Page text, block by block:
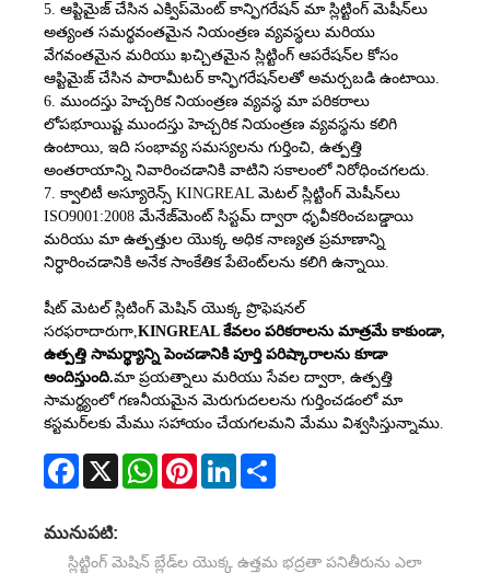
5. ఆప్టిమైజ్ చేసిన ఎక్విప్‌మెంట్ కాన్ఫిగరేషన్ మా స్లిట్టింగ్ మెషీన్‌లు
అత్యంత సమర్థవంతమైన నియంత్రణ వ్యవస్థలు మరియు
వేగవంతమైన మరియు ఖచ్చితమైన స్లిట్టింగ్ ఆపరేషన్‌ల కోసం
ఆప్టిమైజ్ చేసిన పారామీటర్ కాన్ఫిగరేషన్‌లతో అమర్చబడి ఉంటాయి.
6. ముందస్తు హెచ్చరిక నియంత్రణ వ్యవస్థ మా పరికరాలు
లోపభూయిష్ట ముందస్తు హెచ్చరిక నియంత్రణ వ్యవస్థను కలిగి
ఉంటాయి, ఇది సంభావ్య సమస్యలను గుర్తించి, ఉత్పత్తి
అంతరాయాన్ని నివారించడానికి వాటిని సకాలంలో నిరోధించగలదు.
7. క్వాలిటీ అస్యూరెన్స్ KINGREAL మెటల్ స్లిట్టింగ్ మెషీన్‌లు
ISO9001:2008 మేనేజ్‌మెంట్ సిస్టమ్ ద్వారా ధృవీకరించబడ్డాయి
మరియు మా ఉత్పత్తుల యొక్క అధిక నాణ్యత ప్రమాణాన్ని
నిర్ధారించడానికి అనేక సాంకేతిక పేటెంట్‌లను కలిగి ఉన్నాయి.
షీట్ మెటల్ స్లిటింగ్ మెషిన్ యొక్క ప్రొఫెషనల్
సరఫరాదారుగా,KINGREAL కేవలం పరికరాలను మాత్రమే కాకుండా,
ఉత్పత్తి సామర్థ్యాన్ని పెంచడానికి పూర్తి పరిష్కారాలను కూడా
అందిస్తుంది.మా ప్రయత్నాలు మరియు సేవల ద్వారా, ఉత్పత్తి
సామర్థ్యంలో గణనీయమైన మెరుగుదలలను గుర్తించడంలో మా
కస్టమర్‌లకు మేము సహాయం చేయగలమని మేము విశ్వసిస్తున్నాము.
Facebook
X WhatsAppPinterestLinkedIn
మునుపటి:
స్లిట్టింగ్ మెషిన్ బ్లేడ్‌ల యొక్క ఉత్తమ భద్రతా పనితీరును ఎలా